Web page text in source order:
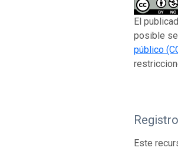
El
posible
público
Este